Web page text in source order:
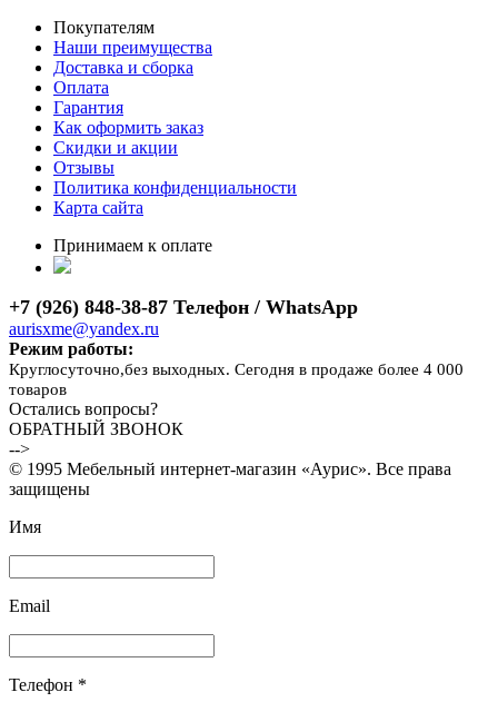
Покупателям
Наши преимущества
Доставка и сборка
Оплата
Гарантия
Как оформить заказ
Скидки и акции
Отзывы
Политика конфиденциальности
Карта сайта
Принимаем к оплате
+7 (926) 848-38-87 Телефон / WhatsApp
aurisxme@yandex.ru
Режим работы:
Круглосуточно,без выходных. Сегодня в продаже более 4 000
товаров
Остались вопросы?
ОБРАТНЫЙ ЗВОНОК
-->
© 1995 Мебельный интернет-магазин «Аурис». Все права
защищены
Имя
Email
Телефон *